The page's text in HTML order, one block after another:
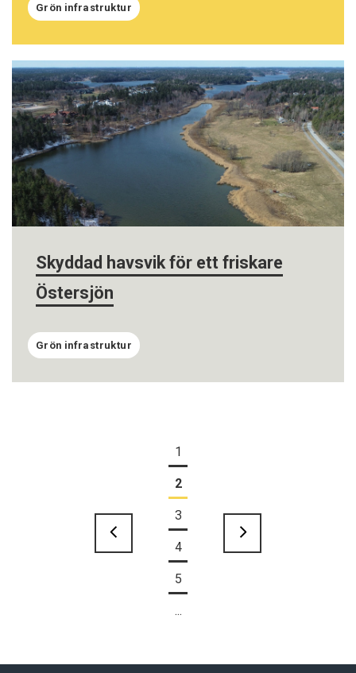
Grön infrastruktur
Skyddad havsvik för ett friskare
Östersjön
Grön infrastruktur
1
2
3
4
5
...